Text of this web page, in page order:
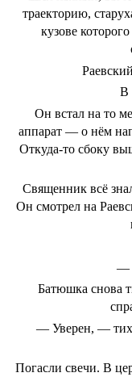
траекторию,
кузове
В
Он встал на то
аппарат — о нём
Откуда-то сбоку
Священник всё
Он смотрел на
—
Батюшка снова
— Уверен, —
Погасли свечи. В